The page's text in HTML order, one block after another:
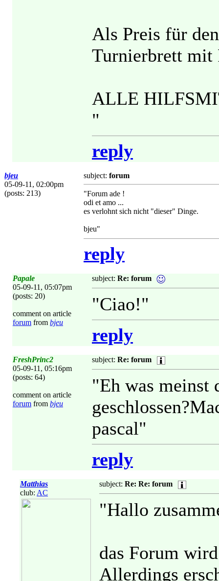
Als Preis für
Turnierbrett mit
ALLE
"
reply
bjeu
05-09-11, 02:00pm
(posts: 213)
subject: forum
"Forum ade !
odi et amo ...
es verlohnt sich nicht "dieser" Dinge.
bjeu"
reply
Papale
05-09-11, 05:07pm
(posts: 20)
comment on article
forum from bjeu
subject: Re: forum
"Ciao!"
reply
FreshPrinc2
05-09-11, 05:16pm
(posts: 64)
comment on article
forum from bjeu
subject: Re: forum
"Eh was meinst
pascal"
reply
Matthias
club: AC
subject: Re: Re: forum
"Hallo
das Forum
Allerdings